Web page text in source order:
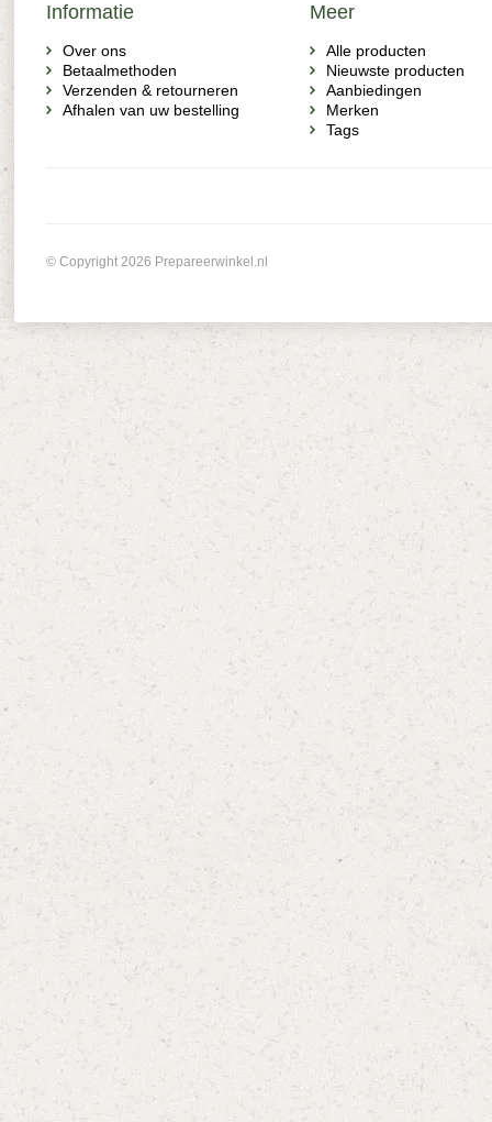
Informatie
Over ons
Betaalmethoden
Verzenden & retourneren
Afhalen van uw bestelling
Meer
Alle producten
Nieuwste producten
Aanbiedingen
Merken
Tags
© Copyright 2026 Prepareerwinkel.nl